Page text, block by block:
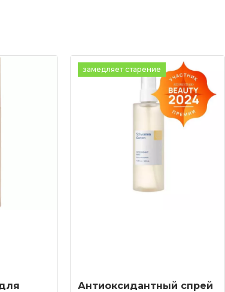
замедляет старение
Антиоксидантный спрей